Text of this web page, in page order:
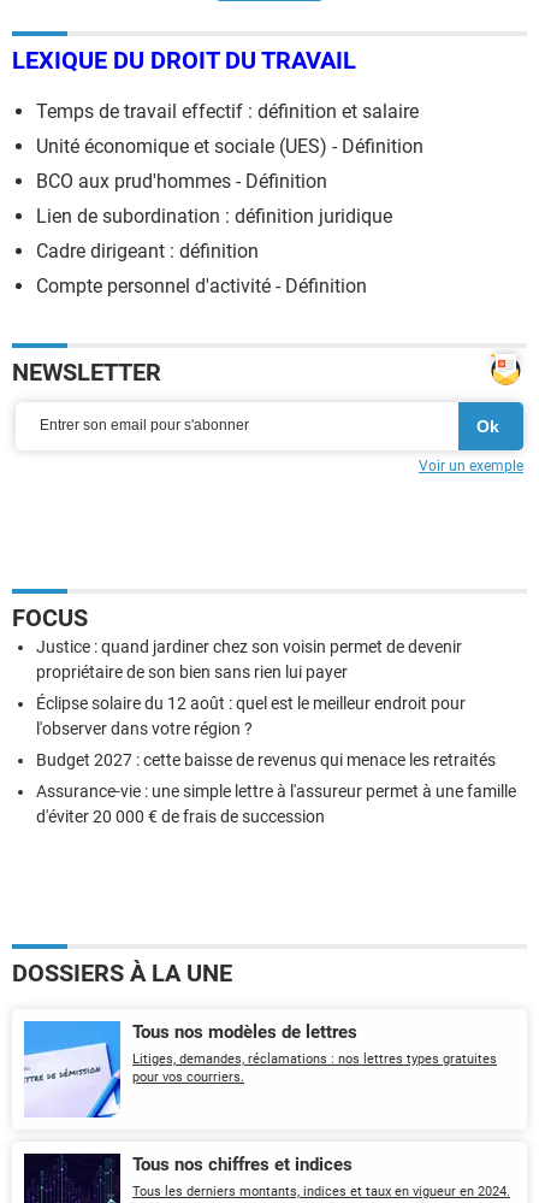
Embauché comme technicien mais déclaré agent de
maîtrise. >Forum contrat de travail
LEXIQUE DU DROIT DU TRAVAIL
Temps de travail effectif : définition et salaire
Unité économique et sociale (UES) - Définition
BCO aux prud'hommes - Définition
Lien de subordination : définition juridique
Cadre dirigeant : définition
Compte personnel d'activité - Définition
NEWSLETTER
Voir un exemple
FOCUS
Justice : quand jardiner chez son voisin permet de devenir
propriétaire de son bien sans rien lui payer
Éclipse solaire du 12 août : quel est le meilleur endroit pour
l'observer dans votre région ?
Budget 2027 : cette baisse de revenus qui menace les retraités
Assurance-vie : une simple lettre à l'assureur permet à une famille
d'éviter 20 000 € de frais de succession
DOSSIERS À LA UNE
Tous nos modèles de lettres
Litiges, demandes, réclamations : nos lettres types gratuites
pour vos courriers.
Tous nos chiffres et indices
Tous les derniers montants, indices et taux en vigueur en 2024.